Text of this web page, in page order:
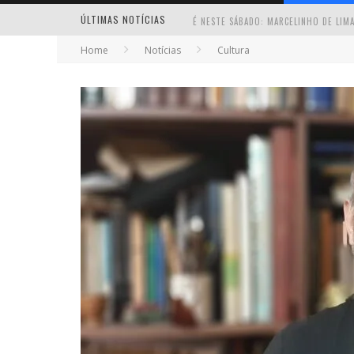
ÚLTIMAS NOTÍCIAS
MILTON GUEDES TRAZ TURNÊ
Home Notícias Cultura